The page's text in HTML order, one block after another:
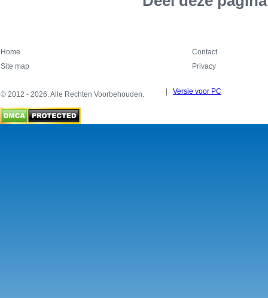
Home
Site map
Contact
Privacy
© 2012 - 2026. Alle Rechten Voorbehouden. Versie voor PC